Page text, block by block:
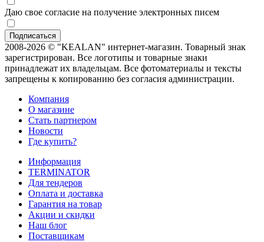
Даю свое согласие на получение электронных писем
2008-2026 © "KEALAN" интернет-магазин. Товарный знак
зарегистрирован. Все логотипы и товарные знаки
принадлежат их владельцам. Все фотоматериалы и тексты
запрещены к копированию без согласия администрации.
Компания
О магазине
Стать партнером
Новости
Где купить?
Информация
TERMINATOR
Для тендеров
Оплата и доставка
Гарантия на товар
Акции и скидки
Наш блог
Поставщикам